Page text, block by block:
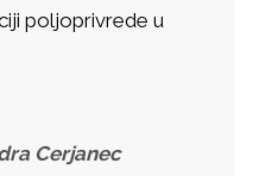
poljoprivrede u
Cerjanec